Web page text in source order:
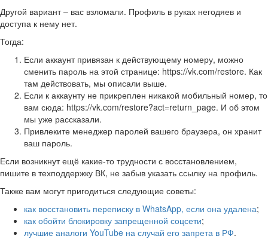
Другой вариант – вас взломали. Профиль в руках негодяев и
доступа к нему нет.
Тогда:
Если аккаунт привязан к действующему номеру, можно
сменить пароль на этой странице: https://vk.com/restore. Как
там действовать, мы описали выше.
Если к аккаунту не прикреплен никакой мобильный номер, то
вам сюда: https://vk.com/restore?act=return_page. И об этом
мы уже рассказали.
Привлеките менеджер паролей вашего браузера, он хранит
ваш пароль.
Если возникнут ещё какие-то трудности с восстановлением,
пишите в техподдержку ВК, не забыв указать ссылку на профиль.
Также вам могут пригодиться следующие советы:
как восстановить переписку в WhatsApp, если она удалена;
как обойти блокировку запрещенной соцсети;
лучшие аналоги YouTube на случай его запрета в РФ.